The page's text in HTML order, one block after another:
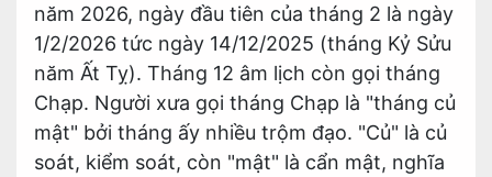
năm 2026, ngày đầu tiên của tháng 2 là ngày
1/2/2026 tức ngày 14/12/2025 (tháng Kỷ Sửu
năm Ất Tỵ). Tháng 12 âm lịch còn gọi tháng
Chạp. Người xưa gọi tháng Chạp là "tháng củ
mật" bởi tháng ấy nhiều trộm đạo. "Củ" là củ
soát, kiểm soát, còn "mật" là cẩn mật, nghĩa